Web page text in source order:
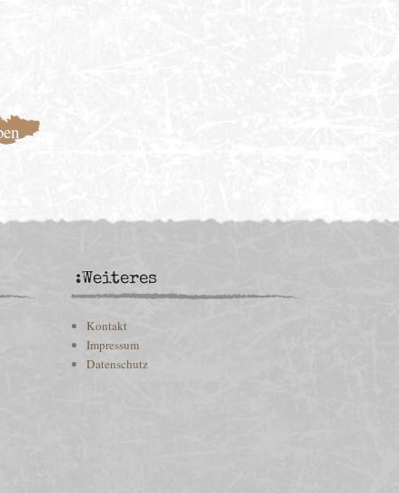
:Weiteres
Kontakt
Impressum
Datenschutz